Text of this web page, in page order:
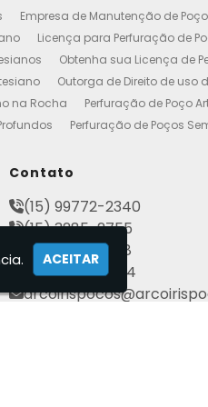
Empresa de Manutenção de
Licença para Perfuração de
Obtenha sua Licença de
Outorga de Direito de uso
na Rocha Perfuração de Poço
Perfuração de Poços
Perfuração de Poços Artesianos
Artesiano Manutenção de
Poço Tubular Profundo
Poços Artesianos
Outorga Poços Artesianos
de Poço Artesiano Perfuração
Contato
(15) 99772-2340
(15) 3285-2755
(15) 3282-2568
(15) 99802-7184
ACEITAR